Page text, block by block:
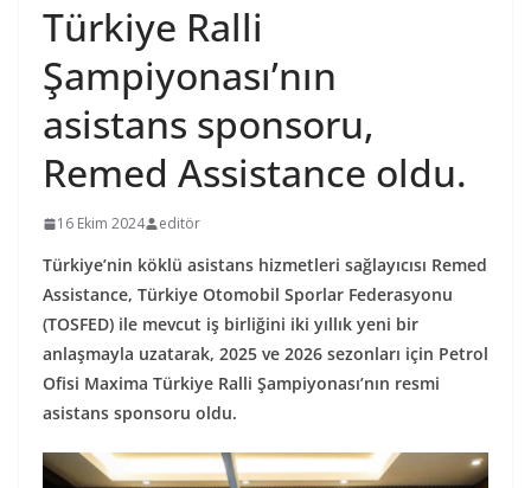
Türkiye Ralli
Şampiyonası’nın
asistans sponsoru,
Remed Assistance oldu.
16 Ekim 2024 editör
Türkiye’nin köklü asistans hizmetleri sağlayıcısı Remed
Assistance, Türkiye Otomobil Sporlar Federasyonu
(TOSFED) ile mevcut iş birliğini iki yıllık yeni bir
anlaşmayla uzatarak, 2025 ve 2026 sezonları için Petrol
Ofisi Maxima Türkiye Ralli Şampiyonası’nın resmi
asistans sponsoru oldu.